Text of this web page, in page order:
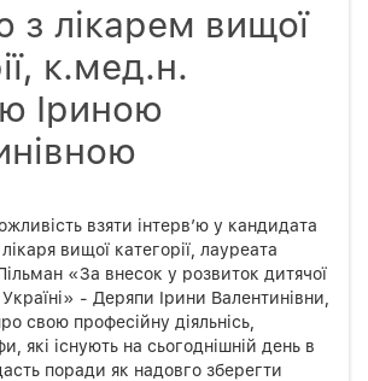
з лікарем вищої
к.мед.н.
Іриною
взяти інтерв’ю у кандидата
вищої категорії, лауреата
«За внесок у розвиток дитячої
- Деряпи Ірини Валентинівни,
свою професійну діяльнісь,
які існують на сьогоднішній день в
поради як надовго зберегти